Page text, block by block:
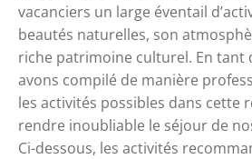
vacanciers un large éventail
beautés naturelles, son
riche patrimoine culturel. En tant
avons compilé de manière
les activités possibles dans cette
rendre inoubliable le séjour de
Ci-dessous, les activités